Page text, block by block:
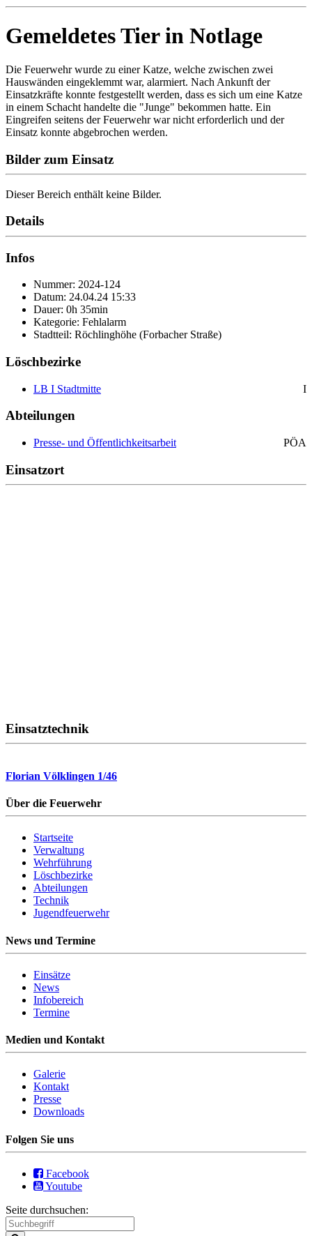
Gemeldetes Tier in Notlage
Die Feuerwehr wurde zu einer Katze, welche zwischen zwei
Hauswänden eingeklemmt war, alarmiert. Nach Ankunft der
Einsatzkräfte konnte festgestellt werden, dass es sich um eine Katze
in einem Schacht handelte die "Junge" bekommen hatte. Ein
Eingreifen seitens der Feuerwehr war nicht erforderlich und der
Einsatz konnte abgebrochen werden.
Bilder zum Einsatz
Dieser Bereich enthält keine Bilder.
Details
Infos
Nummer: 2024-124
Datum: 24.04.24 15:33
Dauer: 0h 35min
Kategorie: Fehlalarm
Stadtteil: Röchlinghöhe (Forbacher Straße)
Löschbezirke
LB I Stadtmitte I
Abteilungen
Presse- und Öffentlichkeitsarbeit PÖA
Einsatzort
Einsatztechnik
Florian Völklingen 1/46
Über die Feuerwehr
Startseite
Verwaltung
Wehrführung
Löschbezirke
Abteilungen
Technik
Jugendfeuerwehr
News und Termine
Einsätze
News
Infobereich
Termine
Medien und Kontakt
Galerie
Kontakt
Presse
Downloads
Folgen Sie uns
Facebook
Youtube
Seite durchsuchen: